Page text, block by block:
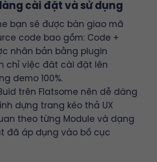
cài đặt và sử dụng
bạn sẽ được bàn giao mã
code bao gồm: Code +
nhân bản bằng plugin
chỉ việc đăt cài đặt lên
demo 100%.
trên Flatsome nên dễ dàng
dựng trang kéo thả UX
theo từng Module và dạng
đã áp dụng vào bố cục